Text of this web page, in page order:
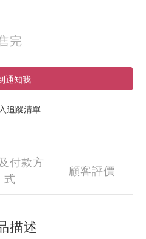
完
通知我
追蹤清單
付款方
式
顧客評價
描述